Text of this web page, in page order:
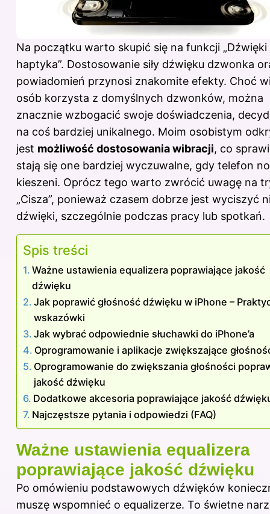
Na początku warto skupić się na funkcji „Dźwięki
haptyka”. Dostosowanie siły dźwięku dzwonka
powiadomień przynosi znakomite efekty. Choć
osób korzysta z domyślnych dzwonków, można
znacznie wzbogacić swoje doświadczenia,
na coś bardziej unikalnego. Moim osobistym
jest możliwość dostosowania wibracji, co
stają się one bardziej wyczuwalne, gdy telefon
kieszeni. Oprócz tego warto zwrócić uwagę na
„Cisza”, ponieważ czasem dobrze jest wyciszyć
dźwięki, szczególnie podczas pracy lub spotkań.
Spis treści
Ważne ustawienia equalizera poprawiające jakość
dźwięku
Jak poprawić głośność dźwięku w iPhone –
wskazówki
Jak wybrać odpowiednie słuchawki do iPhone’a
Oprogramowanie i aplikacje zwiększające
Oprogramowanie do zwiększania głośności
jakość dźwięku
Dodatkowe akcesoria poprawiające jakość
Najczęstsze pytania i odpowiedzi (FAQ)
Ważne ustawienia equalizera
poprawiające jakość dźwięku
Po omówieniu podstawowych dźwięków
muszę wspomnieć o equalizerze. To świetne